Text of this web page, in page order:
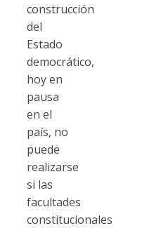
construcción
del
Estado
democrático,
hoy en
pausa
en el
país, no
puede
realizarse
si las
facultades
constitucionales